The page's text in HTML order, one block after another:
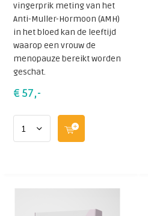
vingerprik meting van het
Anti-Muller-Hormoon (AMH)
in het bloed kan de leeftijd
waarop een vrouw de
menopauze bereikt worden
geschat.
€ 57,-